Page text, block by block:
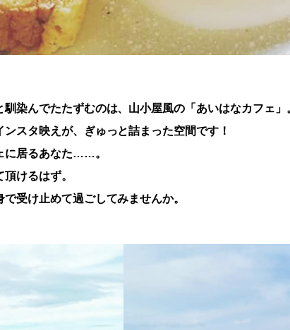
染んでたたずむのは、山小屋風の「あいはなカフェ
スタ映えが、ぎゅっと詰まった空間です！
に居るあなた……。
けるはず。
受け止めて過ごしてみませんか。